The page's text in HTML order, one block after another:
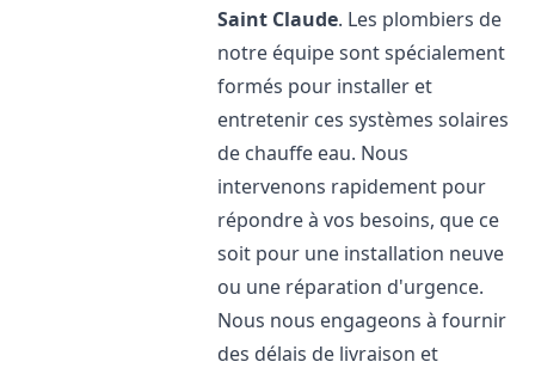
Saint Claude. Les plombiers de
notre équipe sont spécialement
formés pour installer et
entretenir ces systèmes solaires
de chauffe eau. Nous
intervenons rapidement pour
répondre à vos besoins, que ce
soit pour une installation neuve
ou une réparation d'urgence.
Nous nous engageons à fournir
des délais de livraison et